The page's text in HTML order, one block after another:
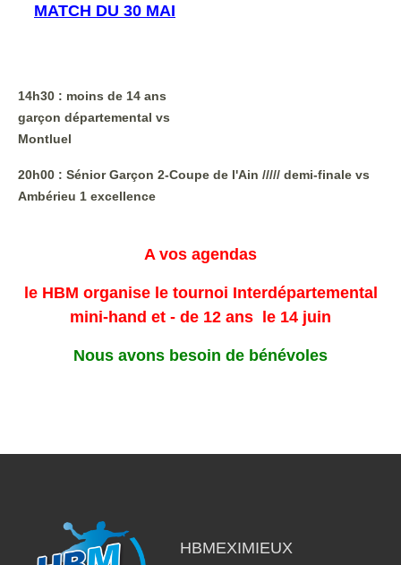
MATCH DU 30 MAI
14h30 : moins de 14 ans
garçon départemental vs
Montluel
20h00 : Sénior Garçon 2-Coupe de l'Ain ///// demi-finale vs
Ambérieu 1 excellence
A vos agendas
le HBM organise le tournoi Interdépartemental
mini-hand et - de 12 ans le 14 juin
Nous avons besoin de bénévoles
HBMEXIMIEUX